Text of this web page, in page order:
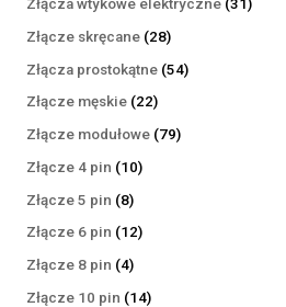
Złącza wtykowe elektryczne 31
Złącze skręcane 2828
produktów
Złącza prostokątne 5454
Złącze męskie 2222
produkty
Złącze modułowe 7979
Złącze 4 pin 1010
Złącze 5 pin 88
produktów
Złącze 6 pin 1212
Złącze 8 pin 44
produkty
Złącze 10 pin 1414